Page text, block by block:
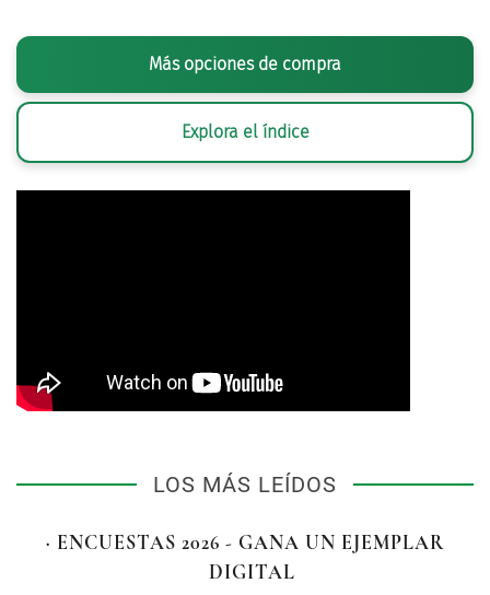
Más opciones de compra
Explora el índice
LOS MÁS LEÍDOS
· ENCUESTAS 2026 - GANA UN EJEMPLAR
DIGITAL